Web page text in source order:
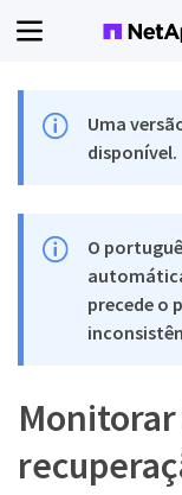
Uma
disponível.
O
precede o
Monitorar